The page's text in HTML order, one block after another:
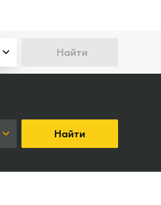
Найти
Найти